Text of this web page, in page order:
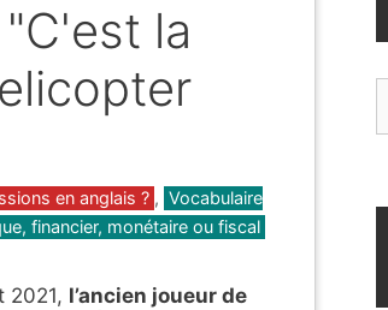
la
en anglais ? , Vocabulaire
financier, monétaire ou fiscal
2021, l’ancien joueur de